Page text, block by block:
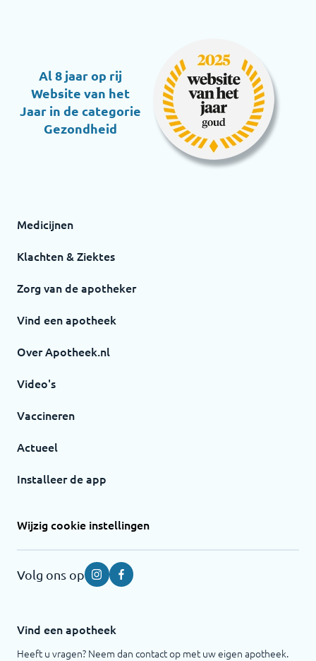
Al 8 jaar op rij
Website van het
Jaar in de categorie
Gezondheid
Medicijnen
Klachten & Ziektes
Zorg van de apotheker
Vind een apotheek
Over Apotheek.nl
Video's
Vaccineren
Actueel
Installeer de app
Wijzig cookie instellingen
Volg ons op InstagramFacebook
Vind een apotheek
Heeft u vragen? Neem dan contact op met uw eigen apotheek.